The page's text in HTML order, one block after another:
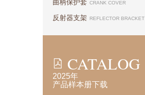
曲柄保护套 CRANK COVER
反射器支架 REFLECTOR BRACKET
CATALOG
2025年
产品样本册下载